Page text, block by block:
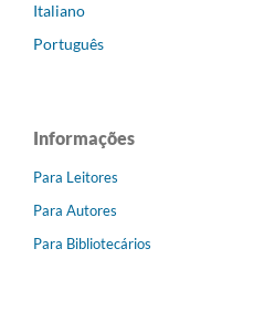
Italiano
Português
Informações
Para Leitores
Para Autores
Para Bibliotecários